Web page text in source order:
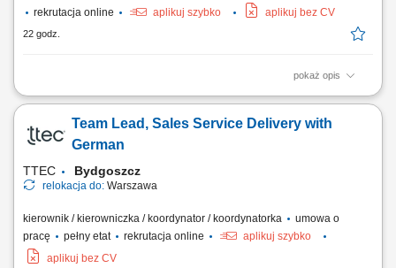
rekrutacja online
aplikuj szybko aplikuj bez CV
22 godz.
pokaż opis
Opis stanowiska: Kontaktowanie się z klientami z przypisanego portfolio
Analizowanie i opracowywanie strategii zarządzania i dosprzedaży kont
klientów; Rozwiązywanie problemów i doradzanie klientom w celu
Team Lead, Sales Service Delivery with
German
TTEC Bydgoszcz
relokacja do: Warszawa
kierownik / kierowniczka / koordynator / koordynatorka
umowa o
pracę
pełny etat rekrutacja online
aplikuj szybko
aplikuj bez CV